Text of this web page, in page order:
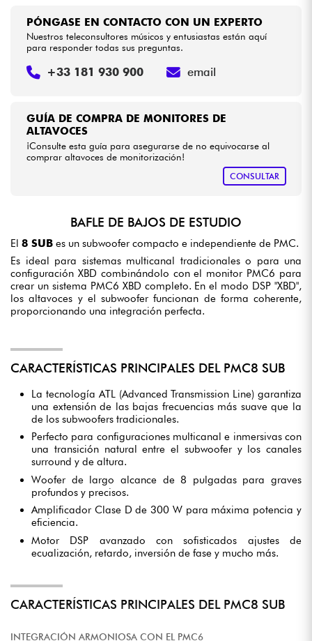
GUÍA DE COMPRA DE MONITORES DE
ALTAVOCES
¡Consulte esta guía para asegurarse de no equivocarse al
comprar altavoces de monitorización!
CONSULTAR
PÓNGASE EN CONTACTO CON UN EXPERTO
Nuestros teleconsultores músicos y entusiastas están aquí
para responder todas sus preguntas.
+33 181 930 900 email
BAFLE DE BAJOS DE ESTUDIO
El 8 SUB es un subwoofer compacto e independiente de PMC.
Es ideal para sistemas multicanal tradicionales o para una
configuración XBD combinándolo con el monitor PMC6 para
crear un sistema PMC6 XBD completo. En el modo DSP "XBD",
los altavoces y el subwoofer funcionan de forma coherente,
proporcionando una integración perfecta.
CARACTERÍSTICAS PRINCIPALES DEL PMC8 SUB
La tecnología ATL (Advanced Transmission Line) garantiza
una extensión de las bajas frecuencias más suave que la
de los subwoofers tradicionales.
Perfecto para configuraciones multicanal e inmersivas con
una transición natural entre el subwoofer y los canales
surround y de altura.
Woofer de largo alcance de 8 pulgadas para graves
profundos y precisos.
Amplificador Clase D de 300 W para máxima potencia y
eficiencia.
Motor DSP avanzado con sofisticados ajustes de
ecualización, retardo, inversión de fase y mucho más.
CARACTERÍSTICAS PRINCIPALES DEL PMC8 SUB
INTEGRACIÓN ARMONIOSA CON EL PMC6